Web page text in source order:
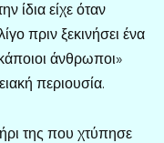
ίδια είχε όταν
πριν ξεκινήσει ένα
άνθρωποι»
περιουσία.
της που χτύπησε